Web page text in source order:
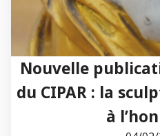
Nouvelle
du CIPAR : la
à